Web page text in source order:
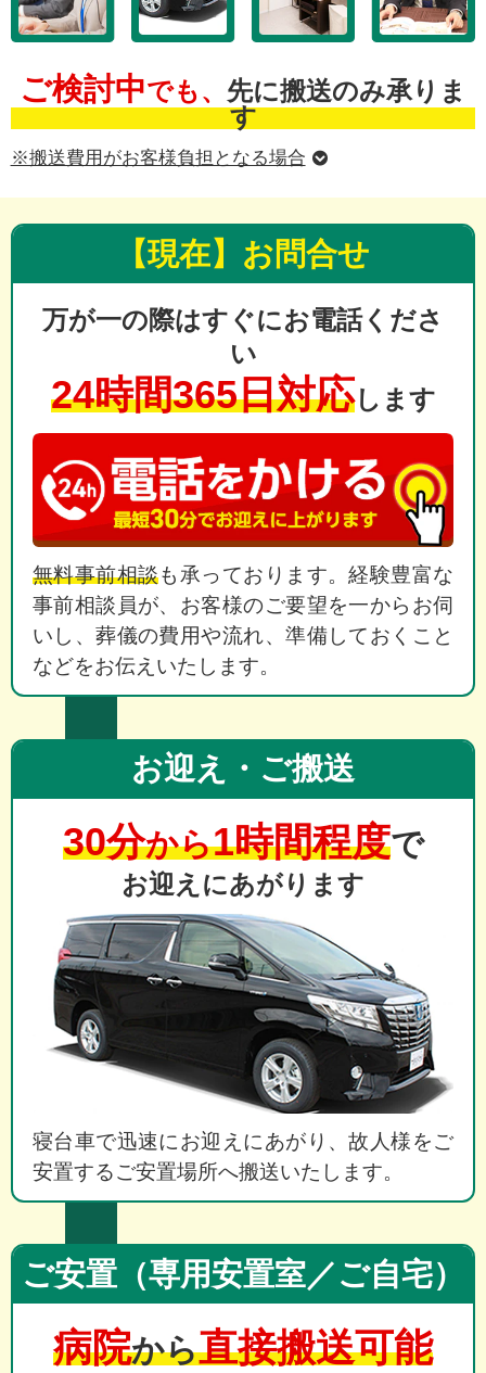
ご検討中でも、 先に搬送のみ承りま
す
※搬送費用がお客様負担となる場合
【現在】お問合せ
万が一の際はすぐにお電話くださ
い
24時間365日対応します
無料事前相談も承っております。経験豊富な
事前相談員が、お客様のご要望を一からお伺
いし、葬儀の費用や流れ、準備しておくこと
などをお伝えいたします。
お迎え・ご搬送
30分から1時間程度で
お迎えにあがります
寝台車で迅速にお迎えにあがり、故人様をご
安置するご安置場所へ搬送いたします。
ご安置（専用安置室／ご自宅）
病院から直接搬送可能